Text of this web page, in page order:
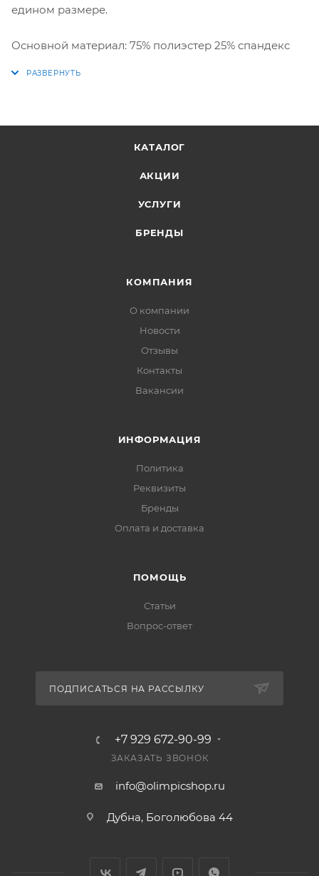
едином размере.
Основной материал: 75% полиэстер 25% спандекс
КАТАЛОГ
АКЦИИ
УСЛУГИ
БРЕНДЫ
КОМПАНИЯ
О компании
Новости
Отзывы
Контакты
Вакансии
ИНФОРМАЦИЯ
Политика
Реквизиты
Бренды
Оплата и доставка
ПОМОЩЬ
Статьи
Вопрос-ответ
ПОДПИСАТЬСЯ НА РАССЫЛКУ
+7 929 672-90-99
ЗАКАЗАТЬ ЗВОНОК
info@olimpicshop.ru
Дубна, Боголюбова 44